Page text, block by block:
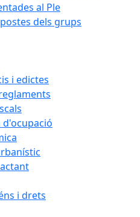
al Ple
dels grups
i edictes
i drets